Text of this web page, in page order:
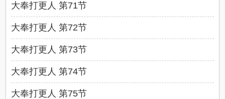
大奉打更人 第71节
大奉打更人 第72节
大奉打更人 第73节
大奉打更人 第74节
大奉打更人 第75节